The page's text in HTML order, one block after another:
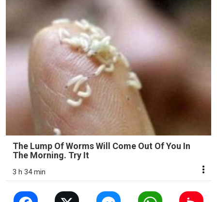
The Lump Of Worms Will Come Out Of You In
The Morning. Try It
3 h 34 min